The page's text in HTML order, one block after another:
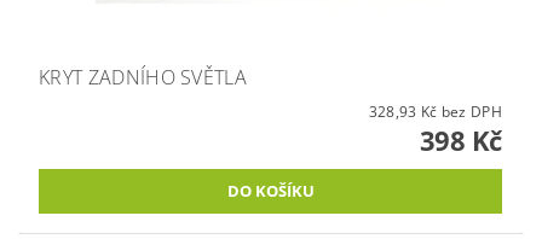
KRYT ZADNÍHO SVĚTLA
328,93 Kč bez DPH
398 Kč